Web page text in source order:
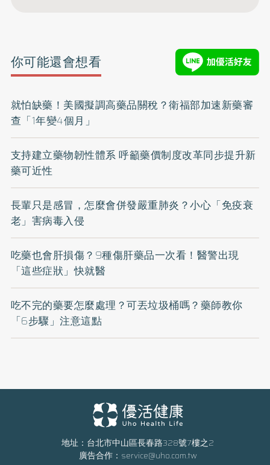
你可能還會想看
就怕缺藥！美國擬調高藥品關稅？衛福部加速新藥審
查「1年變4個月」
支持建立藥物韌性體系 呼籲藥價制度改革同步提升新
藥可近性
長輩只是感冒，怎麼會併發嚴重肺炎？小心「免疫衰
老」害病毒入侵
吃藥也會肝損傷？9種傷肝藥品一次看！醫警出現
「這些症狀」快就醫
吃不完的藥要怎麼處理？可丟垃圾桶嗎？藥師教你
「6步驟」注意這點
地址：台北市中山區長春路328號7樓之2
廣告合作： service@uho.com.tw